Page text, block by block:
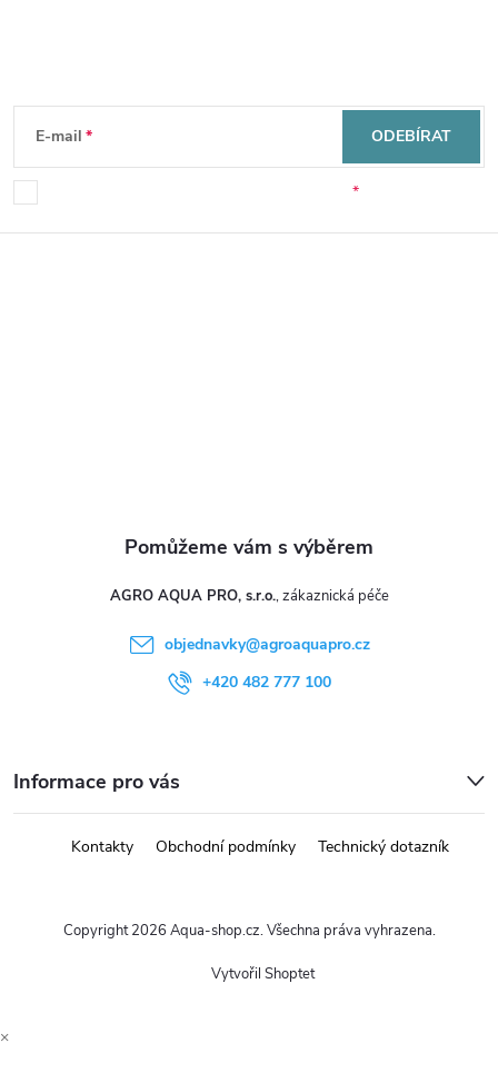
Z
p
E-mail ODEBÍRAT
AGRO AQUA PRO, s.r.o.
objednavky@agroaquapro.cz
+420 482 777 100
Informace pro vás
Kontakty Obchodní podmínky Technický dotazník
Vytvořil Shoptet
Copyright 2026 Aqua-shop.cz. Všechna práva vyhrazena.
×